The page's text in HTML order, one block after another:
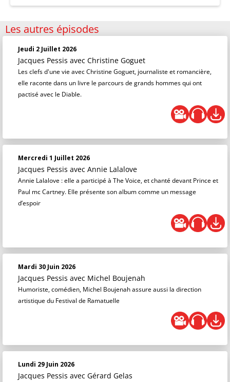
Les autres épisodes
Jeudi 2 Juillet 2026
Jacques Pessis avec Christine Goguet
Les clefs d'une vie avec Christine Goguet, journaliste et romancière,
elle raconte dans un livre le parcours de grands hommes qui ont
pactisé avec le Diable.
Mercredi 1 Juillet 2026
Jacques Pessis avec Annie Lalalove
Annie Lalalove : elle a participé à The Voice, et chanté devant Prince et
Paul mc Cartney. Elle présente son album comme un message
d’espoir
Mardi 30 Juin 2026
Jacques Pessis avec Michel Boujenah
Humoriste, comédien, Michel Boujenah assure aussi la direction
artistique du Festival de Ramatuelle
Lundi 29 Juin 2026
Jacques Pessis avec Gérard Gelas